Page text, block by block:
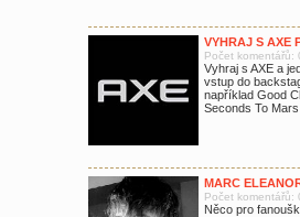
VYHRAJ S AXE
Počet komentářů:
Vyhraj s AXE a
vstup do
například Good
Seconds To
MARC
Počet komentářů:
Něco pro